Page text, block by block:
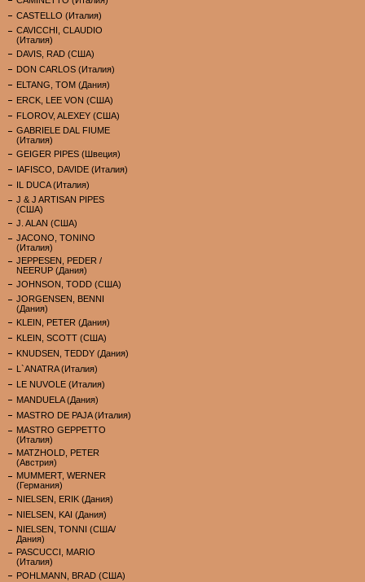
CASTELLO (Италия)
CAVICCHI, CLAUDIO
(Италия)
DAVIS, RAD (США)
DON CARLOS (Италия)
ELTANG, TOM (Дания)
ERCK, LEE VON (США)
FLOROV, ALEXEY (США)
GABRIELE DAL FIUME
(Италия)
GEIGER PIPES (Швеция)
IAFISCO, DAVIDE (Италия)
IL DUCA (Италия)
J & J ARTISAN PIPES
(США)
J. ALAN (США)
JACONO, TONINO
(Италия)
JEPPESEN, PEDER /
NEERUP (Дания)
JOHNSON, TODD (США)
JORGENSEN, BENNI
(Дания)
KLEIN, PETER (Дания)
KLEIN, SCOTT (США)
KNUDSEN, TEDDY (Дания)
L`ANATRA (Италия)
LE NUVOLE (Италия)
MANDUELA (Дания)
MASTRO DE PAJA (Италия)
MASTRO GEPPETTO
(Италия)
MATZHOLD, PETER
(Австрия)
MUMMERT, WERNER
(Германия)
NIELSEN, ERIK (Дания)
NIELSEN, KAI (Дания)
NIELSEN, TONNI (США/
Дания)
PASCUCCI, MARIO
(Италия)
POHLMANN, BRAD (США)